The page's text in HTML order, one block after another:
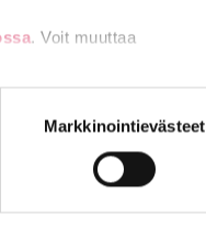
. Voit muuttaa
tai
Markkinointievästeet
the
Pysyvä
Istunto
Istunto